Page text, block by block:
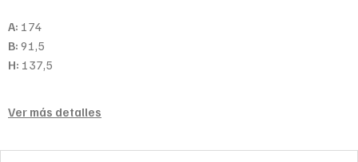
A: 174
B: 91,5
H: 137,5
Ver más detalles